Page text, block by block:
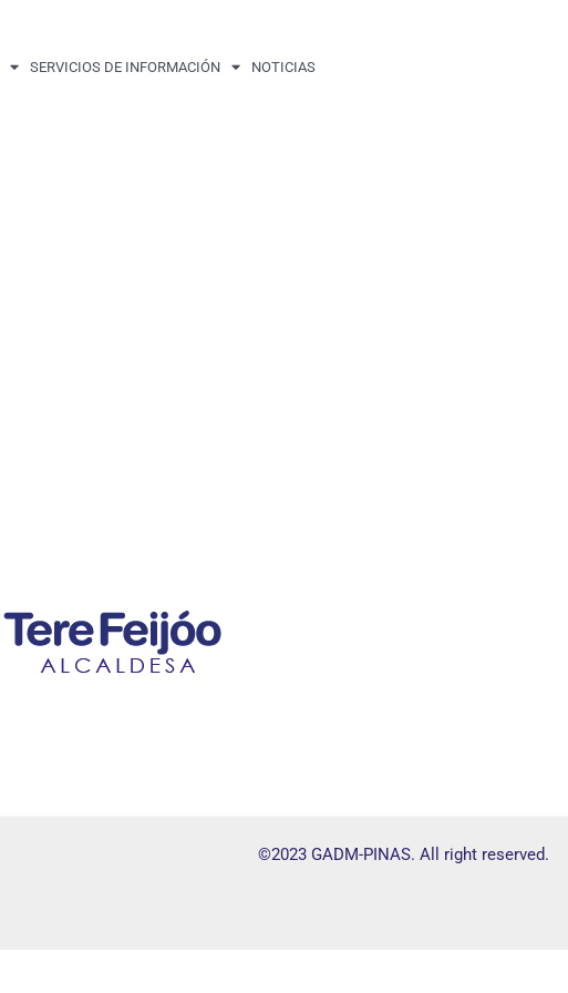
SERVICIOS DE INFORMACIÓN NOTICIAS
©2023 GADM-PINAS. All right reserved.